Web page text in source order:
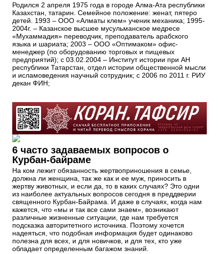
Родился 2 апреля 1975 года в городе Алма-Ата республики
Казахстан, татарин. Семейное положение: женат, пятеро
детей. 1993 – ООО «Алматы клем» ученик механика; 1995-
2004г. – Казанское высшее мусульманское медресе
«Мухаммадия» переводчик, преподаватель арабского
языка и шариата; 2003 – ООО «Оптимаком» офис-
менеджер (по оборудованию торговых и пищевых
предприятий); с 03.02.2004 – Институт истории при АН
республики Татарстан, отдел истории общественной мысли
и исламоведения научный сотрудник; с 2006 по 2011 г. РИУ
декан ФИН;
6 часто задаваемых вопросов о
Курбан-байраме
На ком лежит обязанность жертвоприношения в семье,
должна ли женщина, так же как и ее муж, приносить в
жертву животных, и если да, то в каких случаях? Это одни
из наиболее актуальных вопросов сегодня в преддверии
священного Курбан-Байрама. И даже в случаях, когда нам
кажется, что «мы и так все сами знаем», возникают
различные жизненные ситуации, где нам требуется
подсказка авторитетного источника. Поэтому хочется
надеяться, что подобная информация будет одинаково
полезна для всех, и для новичков, и для тех, кто уже
обладает определенным багажом знаний.